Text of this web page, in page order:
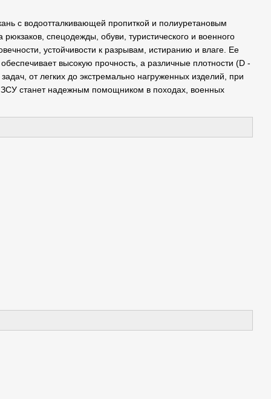
с водоотталкивающей пропиткой и полиуретановым
спецодежды, обуви, туристического и военного
устойчивости к разрывам, истиранию и влаге. Ее
высокую прочность, а различные плотности (D -
от легких до экстремально нагруженных изделий, при
станет надежным помощником в походах, военных